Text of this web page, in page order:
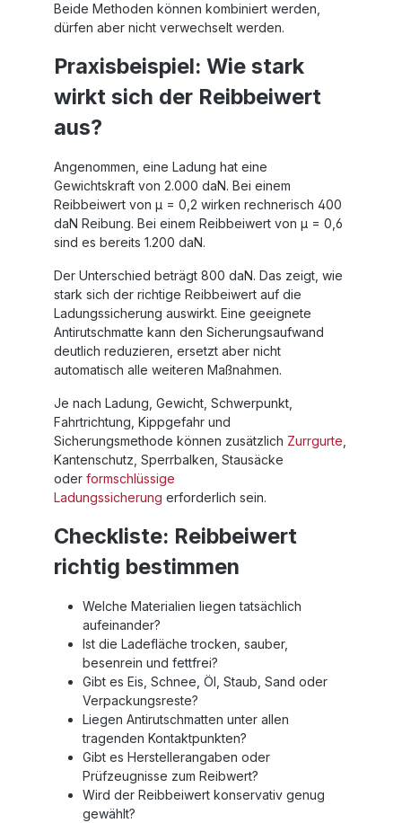
Beide Methoden können kombiniert werden,
dürfen aber nicht verwechselt werden.
Praxisbeispiel: Wie stark
wirkt sich der Reibbeiwert
aus?
Angenommen, eine Ladung hat eine
Gewichtskraft von 2.000 daN. Bei einem
Reibbeiwert von µ = 0,2 wirken rechnerisch 400
daN Reibung. Bei einem Reibbeiwert von µ = 0,6
sind es bereits 1.200 daN.
Der Unterschied beträgt 800 daN. Das zeigt, wie
stark sich der richtige Reibbeiwert auf die
Ladungssicherung auswirkt. Eine geeignete
Antirutschmatte kann den Sicherungsaufwand
deutlich reduzieren, ersetzt aber nicht
automatisch alle weiteren Maßnahmen.
Je nach Ladung, Gewicht, Schwerpunkt,
Fahrtrichtung, Kippgefahr und
Sicherungsmethode können zusätzlich Zurrgurte,
Kantenschutz, Sperrbalken, Stausäcke
oder formschlüssige
Ladungssicherung erforderlich sein.
Checkliste: Reibbeiwert
richtig bestimmen
Welche Materialien liegen tatsächlich
aufeinander?
Ist die Ladefläche trocken, sauber,
besenrein und fettfrei?
Gibt es Eis, Schnee, Öl, Staub, Sand oder
Verpackungsreste?
Liegen Antirutschmatten unter allen
tragenden Kontaktpunkten?
Gibt es Herstellerangaben oder
Prüfzeugnisse zum Reibwert?
Wird der Reibbeiwert konservativ genug
gewählt?